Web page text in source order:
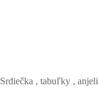
Srdiečka , tabuľky , anjeli